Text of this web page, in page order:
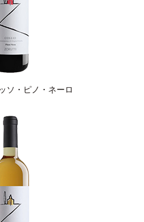
ソ・ピノ・ネーロ